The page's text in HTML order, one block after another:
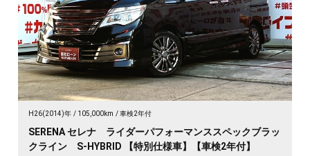
H26(2014)年 105,000km 車検2年付
SERENA セレナ ライダーパフォーマンススペックブラッ
クライン S-HYBRID 【特別仕様車】【車検2年付】